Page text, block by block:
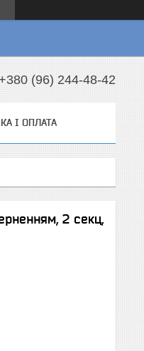
+380 (96) 244-48-42
І ОПЛАТА
2 секц,